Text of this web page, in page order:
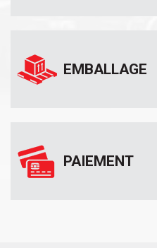
EMBALLAGE
PAIEMENT